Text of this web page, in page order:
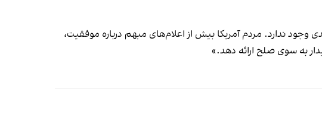
ندارد. مردم آمریکا بیش از اعلام‌های مبهم درباره موفقیت،
به سوی صلح ارائه دهد.»